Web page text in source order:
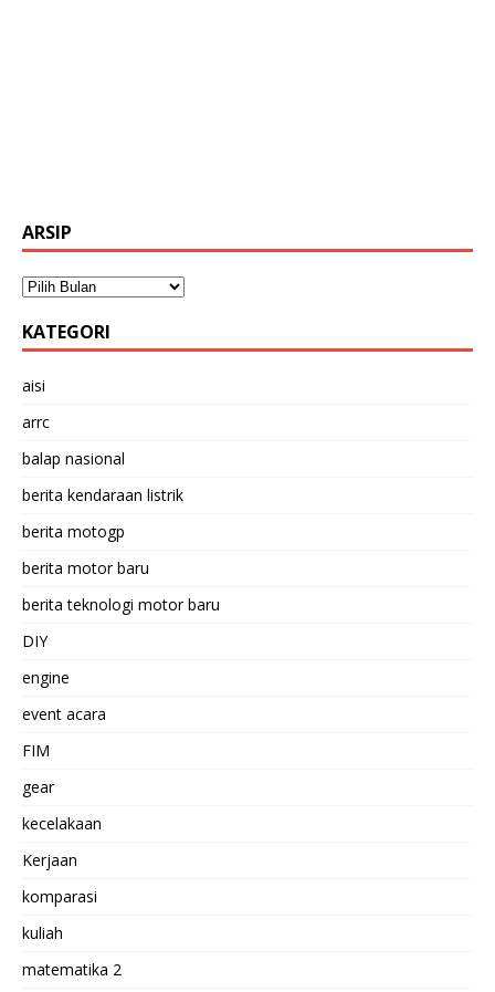
ARSIP
KATEGORI
aisi
arrc
balap nasional
berita kendaraan listrik
berita motogp
berita motor baru
berita teknologi motor baru
DIY
engine
event acara
FIM
gear
kecelakaan
Kerjaan
komparasi
kuliah
matematika 2